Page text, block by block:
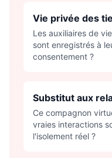
Vie privée des
Les auxiliaires de
sont enregistrés à
consentement ?
Substitut aux
Ce compagnon
vraies interactions
l'isolement réel ?